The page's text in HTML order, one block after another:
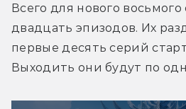
Всего для нового восьмого
двадцать эпизодов. Их
первые десять серий
Выходить они будут по